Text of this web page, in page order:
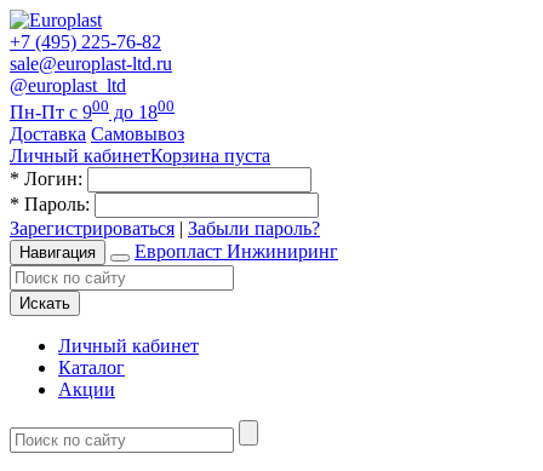
+7 (495) 225-76-82
sale@europlast-ltd.ru
@europlast_ltd
Пн-Пт с 900 до 1800
Доставка Самовывоз
Личный кабинетКорзина пуста
* Логин:
* Пароль:
Зарегистрироваться | Забыли пароль?
Навигация Европласт Инжиниринг
Искать
Личный кабинет
Каталог
Акции